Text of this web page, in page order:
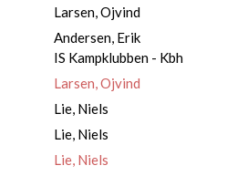
Larsen, Ojvind
Andersen, Erik
IS Kampklubben - Kbh
Larsen, Ojvind
Lie, Niels
Lie, Niels
Lie, Niels